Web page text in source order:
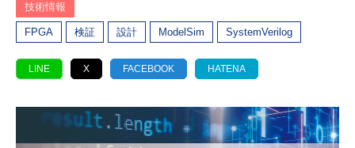
技術情報
FPGA 検証 設計 ModelSim SystemVerilog
LINE X FACEBOOK HATENA